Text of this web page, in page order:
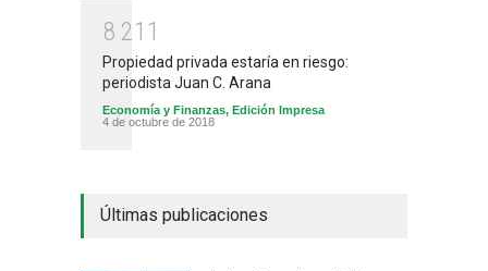
8 21 1
Propiedad privada estaría en riesgo:
periodista Juan C. Arana
Economía y Finanzas, Edición Impresa
4 de octubre de 2018
Últimas publicaciones